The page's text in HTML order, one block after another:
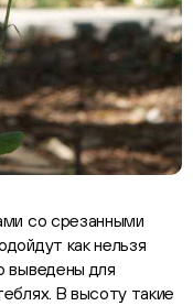
со срезанными
как нельзя
выведены для
В высоту такие